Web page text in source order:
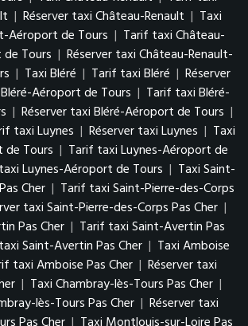
| Réserver taxi Château-Renault | Taxi
Aéroport de Tours | Tarif taxi Château-
Tours | Réserver taxi Château-Renault-
| Taxi Bléré | Tarif taxi Bléré | Réserver
Aéroport de Tours | Tarif taxi Bléré-
| Réserver taxi Bléré-Aéroport de Tours |
taxi Luynes | Réserver taxi Luynes | Taxi
de Tours | Tarif taxi Luynes-Aéroport de
Luynes-Aéroport de Tours | Taxi Saint-
Cher | Tarif taxi Saint-Pierre-des-Corps
taxi Saint-Pierre-des-Corps Pas Cher |
Pas Cher | Tarif taxi Saint-Avertin Pas
Saint-Avertin Pas Cher | Taxi Amboise
taxi Amboise Pas Cher | Réserver taxi
| Taxi Chambray-lès-Tours Pas Cher |
lès-Tours Pas Cher | Réserver taxi